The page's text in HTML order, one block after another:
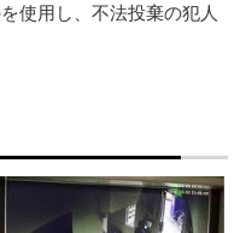
使用し、不法投棄の犯人